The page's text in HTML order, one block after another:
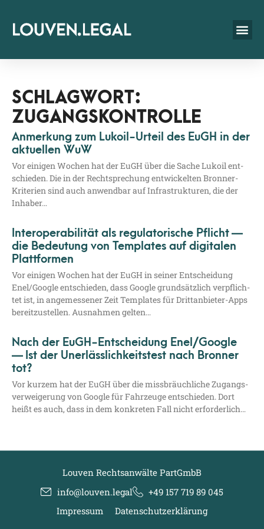
SCHLAGWORT:
ZUGANGSKONTROLLE
Anmerkung zum Lukoil-Urteil des EuGH in der
aktuellen WuW
Vor eini­gen Wochen hat der EuGH über die Sache Lukoil ent­
schie­den. Die in der Recht­spre­chung ent­wi­ckel­ten Bron­­ner-
Kri­­te­ri­en sind auch anwend­bar auf Infra­struk­tu­ren, die der
Inhaber…
Interoperabilität als regulatorische Pflicht —
die Bedeutung von Templates auf digitalen
Plattformen
Vor eini­gen Wochen hat der EuGH in sei­ner Ent­schei­dung
Enel/​Google ent­schie­den, dass Goog­le grund­sätz­lich ver­pflich­
tet ist, in ange­mes­se­ner Zeit Tem­pla­tes für Drit­t­an­­bie­­ter-Apps
bereit­zu­stel­len. Aus­nah­men gelten…
Nach der EuGH-Entscheidung Enel/​Google
— Ist der Unerlässlichkeitstest nach Bronner
tot?
Vor kur­zem hat der EuGH über die miss­bräuch­li­che Zugangs­
ver­wei­ge­rung von Goog­le für Fahr­zeu­ge ent­schie­den. Dort
heißt es auch, dass in dem kon­kre­ten Fall nicht erforderlich…
Louven Rechtsanwälte PartGmbB
info@louven.legal
+49 157 719 89 045
Impressum
Datenschutzerklärung